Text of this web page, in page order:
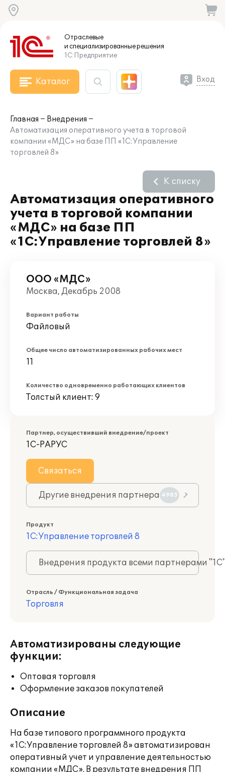
Отраслевые
и специализированныерешения
1С:Предприятие
Каталог Вход
Главная
Внедрения
Автоматизация оперативного учета в торговой
компании «МДС» на базе ПП «1С:Управление
торговлей 8»
Автоматизация оперативного
учета в торговой компании
«МДС» на базе ПП
«1С:Управление торговлей 8»
К списку
ООО «МДС»
Москва, Декабрь 2008
Вариант работы
Файловый
Общее число автоматизированных рабочих мест
11
Количество одновременно работающих клиентов
Толстый клиент: 9
Партнер, осуществивший внедрение/проект
1С-РАРУС
Связаться
Другие внедрения партнера 4985
Продукт
1С:Управление торговлей 8
Внедрения продукта всеми партнерами
Отрасль / Функциональная задача
Торговля
Автоматизированы следующие
функции:
Оптовая торговля
Оформление заказов покупателей
Описание
На базе типового программного продукта
«1С:Управление торговлей 8» автоматизирован
оперативный учет и управление деятельностью
компании «МДС». В результате внедрения ПП